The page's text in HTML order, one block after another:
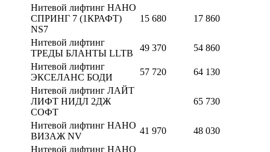
Нитевой лифтинг НАНО
СПРИНГ 7 (1КРАФТ)
NS7
15 680 17 860
Нитевой лифтинг
ТРЕДЫ БЛАНТЫ LLTB
49 370
54 860
Нитевой лифтинг
ЭКСЕЛАНС БОДИ
57 720
64 130
Нитевой лифтинг ЛАЙТ
ЛИФТ НИДЛ 2ДЖ
СОФТ
65 730
Нитевой лифтинг НАНО
ВИЗАЖ NV
41 970
48 030
Нитевой лифтинг НАНО